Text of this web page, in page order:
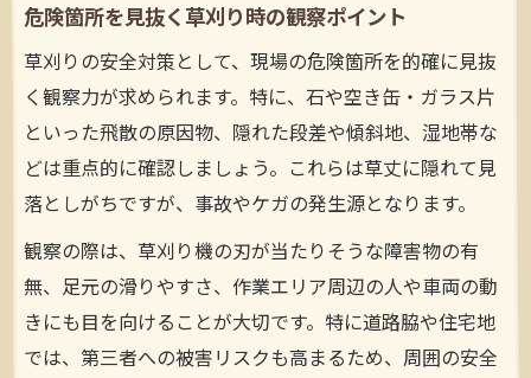
危険箇所を見抜く草刈り時の観察ポイント
草刈りの安全対策として、現場の危険箇所を的確に見抜
く観察力が求められます。特に、石や空き缶・ガラス片
といった飛散の原因物、隠れた段差や傾斜地、湿地帯な
どは重点的に確認しましょう。これらは草丈に隠れて見
落としがちですが、事故やケガの発生源となります。
観察の際は、草刈り機の刃が当たりそうな障害物の有
無、足元の滑りやすさ、作業エリア周辺の人や車両の動
きにも目を向けることが大切です。特に道路脇や住宅地
では、第三者への被害リスクも高まるため、周囲の安全